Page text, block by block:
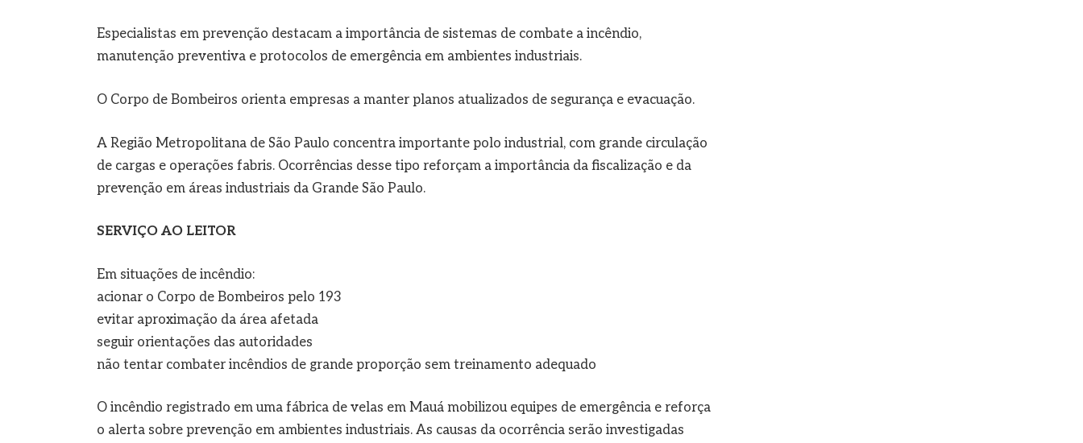
Especialistas em prevenção destacam a importância de sistemas de combate a incêndio,
manutenção preventiva e protocolos de emergência em ambientes industriais.
O Corpo de Bombeiros orienta empresas a manter planos atualizados de segurança e evacuação.
A Região Metropolitana de São Paulo concentra importante polo industrial, com grande circulação
de cargas e operações fabris. Ocorrências desse tipo reforçam a importância da fiscalização e da
prevenção em áreas industriais da Grande São Paulo.
SERVIÇO AO LEITOR
Em situações de incêndio:
acionar o Corpo de Bombeiros pelo 193
evitar aproximação da área afetada
seguir orientações das autoridades
não tentar combater incêndios de grande proporção sem treinamento adequado
O incêndio registrado em uma fábrica de velas em Mauá mobilizou equipes de emergência e reforça
o alerta sobre prevenção em ambientes industriais. As causas da ocorrência serão investigadas